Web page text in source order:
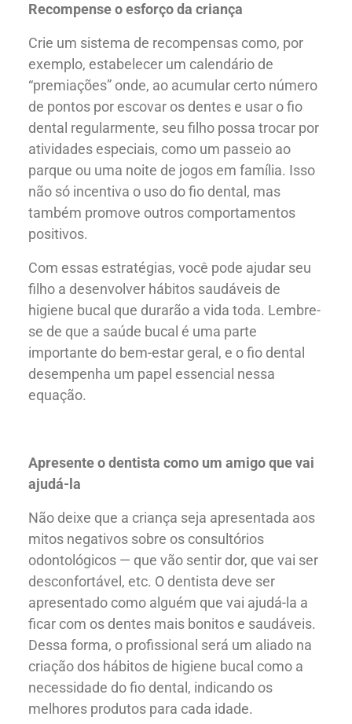
Nossas Clínicas
Recompense o esforço da criança
Crie um sistema de recompensas como, por
exemplo, estabelecer um calendário de
“premiações” onde, ao acumular certo número
de pontos por escovar os dentes e usar o fio
dental regularmente, seu filho possa trocar por
atividades especiais, como um passeio ao
parque ou uma noite de jogos em família. Isso
não só incentiva o uso do fio dental, mas
também promove outros comportamentos
positivos.
Com essas estratégias, você pode ajudar seu
filho a desenvolver hábitos saudáveis de
higiene bucal que durarão a vida toda. Lembre-
se de que a saúde bucal é uma parte
importante do bem-estar geral, e o fio dental
desempenha um papel essencial nessa
equação.
Apresente o dentista como um amigo que vai
ajudá-la
Não deixe que a criança seja apresentada aos
mitos negativos sobre os consultórios
odontológicos — que vão sentir dor, que vai ser
desconfortável, etc. O dentista deve ser
apresentado como alguém que vai ajudá-la a
ficar com os dentes mais bonitos e saudáveis.
Dessa forma, o profissional será um aliado na
criação dos hábitos de higiene bucal como a
necessidade do fio dental, indicando os
melhores produtos para cada idade.